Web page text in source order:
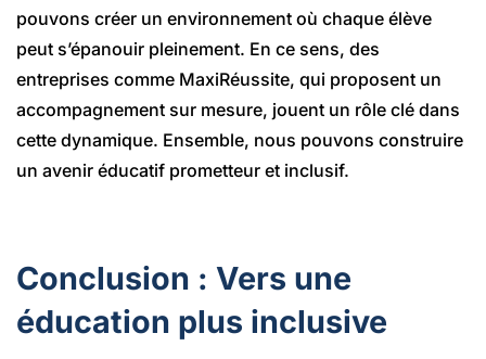
pouvons créer un environnement où chaque élève
peut s’épanouir pleinement. En ce sens, des
entreprises comme MaxiRéussite, qui proposent un
accompagnement sur mesure, jouent un rôle clé dans
cette dynamique. Ensemble, nous pouvons construire
un avenir éducatif prometteur et inclusif.
Conclusion : Vers une
éducation plus inclusive